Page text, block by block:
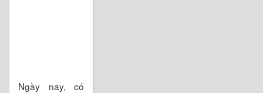
Ngày nay, có